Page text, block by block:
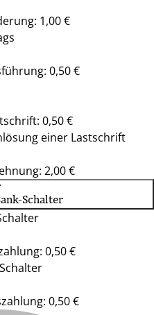
1,00 €
0,50 €
0,50 €
einer Lastschrift
2,00 €
Schalter
0,50 €
0,50 €